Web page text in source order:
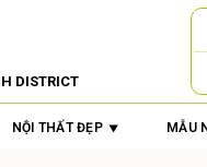
DISTRICT
NỘI THẤT ĐẸP MẪU